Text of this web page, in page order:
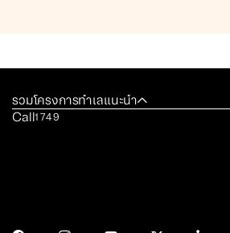
รวมโครงการทำเลแนะนำ
Call1749